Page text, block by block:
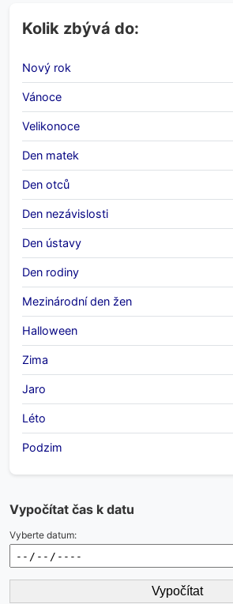
Kolik zbývá do:
Nový rok
Vánoce
Velikonoce
Den matek
Den otců
Den nezávislosti
Den ústavy
Den rodiny
Mezinárodní den žen
Halloween
Zima
Jaro
Léto
Podzim
Vypočítat čas k datu
Vyberte datum:
Vypočítat